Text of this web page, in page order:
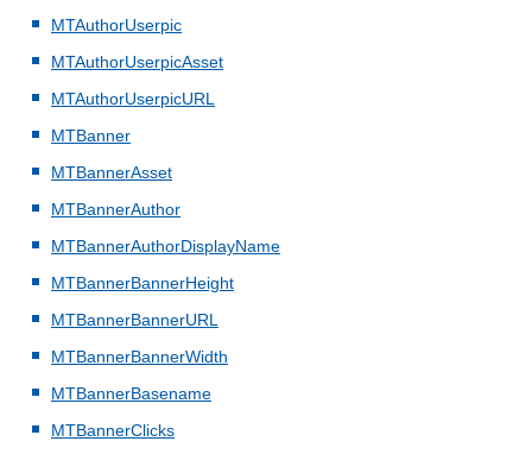
MTAuthorUserpic
MTAuthorUserpicAsset
MTAuthorUserpicURL
MTBanner
MTBannerAsset
MTBannerAuthor
MTBannerAuthorDisplayName
MTBannerBannerHeight
MTBannerBannerURL
MTBannerBannerWidth
MTBannerBasename
MTBannerClicks